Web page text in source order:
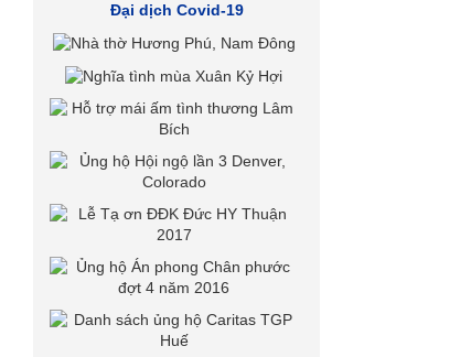
Đại dịch Covid-19